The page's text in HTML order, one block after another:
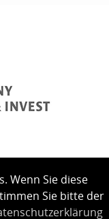
Wenn Sie diese
Sie bitte der